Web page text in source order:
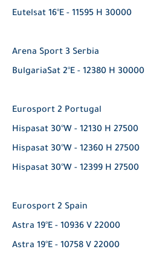
Eutelsat 16°E - 11595 H 30000
Arena Sport 3 Serbia
BulgariaSat 2°E - 12380 H 30000
Eurosport 2 Portugal
Hispasat 30°W - 12130 H 27500
Hispasat 30°W - 12360 H 27500
Hispasat 30°W - 12399 H 27500
Eurosport 2 Spain
Astra 19°E - 10936 V 22000
Astra 19°E - 10758 V 22000